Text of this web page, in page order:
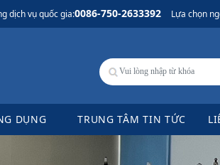
dịch vụ quốc gia:0086-750-2633392 Lựa chọn
DỤNG TRUNG TÂM TIN TỨC